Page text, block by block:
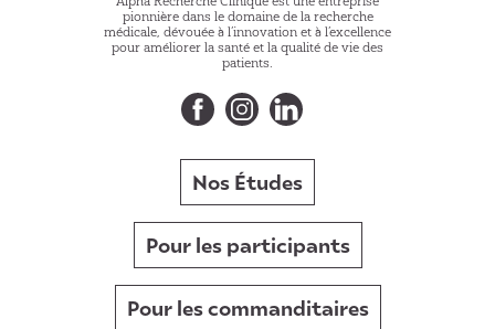
pionnière dans le domaine de la recherche
médicale, dévouée à l’innovation et à l’excellence
pour améliorer la santé et la qualité de vie des
patients.
Nos Études
Pour les participants
Pour les commanditaires